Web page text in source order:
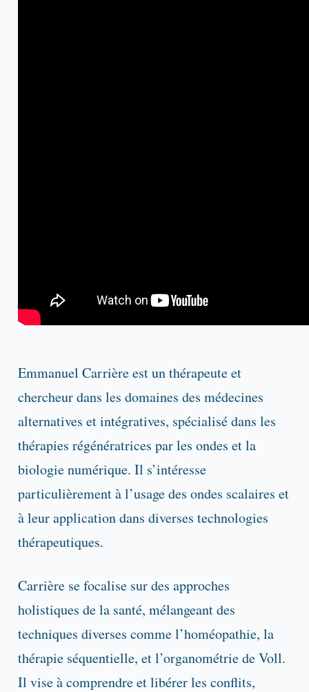
Emmanuel Carrière est un thérapeute et
chercheur dans les domaines des médecines
alternatives et intégratives, spécialisé dans les
thérapies régénératrices par les ondes et la
biologie numérique. Il s’intéresse
particulièrement à l’usage des ondes scalaires et
à leur application dans diverses technologies
thérapeutiques.
Carrière se focalise sur des approches
holistiques de la santé, mélangeant des
techniques diverses comme l’homéopathie, la
thérapie séquentielle, et l’organométrie de Voll.
Il vise à comprendre et libérer les conflits,